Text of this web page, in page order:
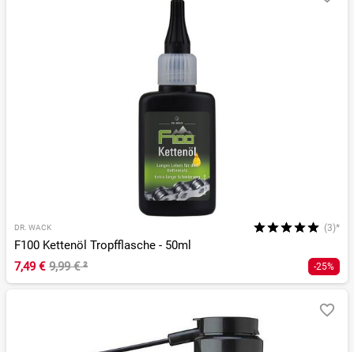
DR. WACK (3)*
F100 Kettenöl Tropfflasche - 50ml
7,49 € 9,99 €² -25%